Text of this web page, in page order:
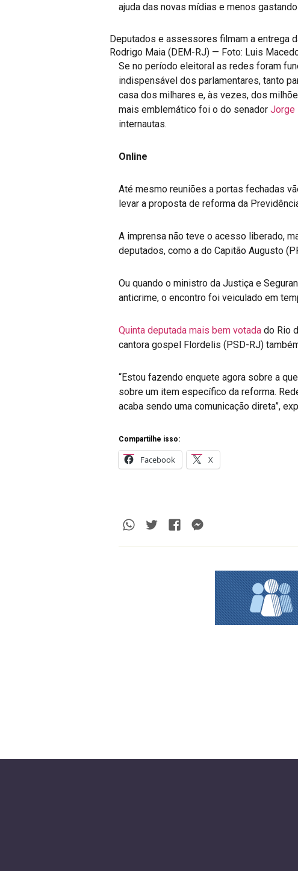
ajuda das novas mídias e menos
Deputados e assessores filmam a entrega
Rodrigo Maia (DEM-RJ) — Foto: Luis
Se no período eleitoral as redes foram
indispensável dos parlamentares, tanto
casa dos milhares e, às vezes, dos
mais emblemático foi o do senador Jorge
internautas.
Online
Até mesmo reuniões a portas fechadas
levar a proposta de reforma da
A imprensa não teve o acesso liberado,
deputados, como a do Capitão Augusto
Ou quando o ministro da Justiça e
anticrime, o encontro foi veiculado em
Quinta deputada mais bem votada do Rio
cantora gospel Flordelis (PSD-RJ)
“Estou fazendo enquete agora sobre a
sobre um item específico da reforma.
acaba sendo uma comunicação direta”,
Compartilhe isso:
Facebook X
Whatsapp
TwitterFacebook